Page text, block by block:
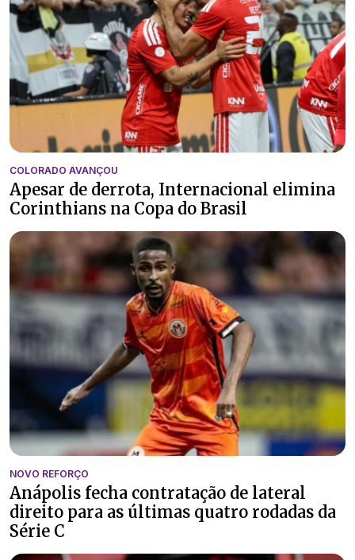
COLORADO AVANÇOU
Apesar de derrota, Internacional elimina
Corinthians na Copa do Brasil
NOVO REFORÇO
Anápolis fecha contratação de lateral
direito para as últimas quatro rodadas da
Série C